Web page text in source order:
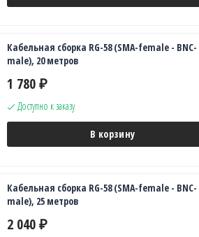
Кабельная сборка RG-58 (SMA-female - BNC-
male), 20 метров
1 780 ₽
Доступно к заказу
В корзину
Кабельная сборка RG-58 (SMA-female - BNC-
male), 25 метров
2 040 ₽